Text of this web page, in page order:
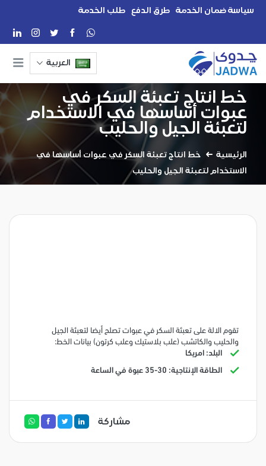
سياسة ضمان الخدمة طرق الدفع طلب الخدمة
العربية
خط انتاج تعبئة السكر في
عبوات أساسها في الاستخدام
لتعبئة الجيل والحليب
الرئيسية
خط انتاج تعبئة السكر في عبوات أساسها في
الاستخدام لتعبئة الجيل والحليب
تقوم الالة على تعبئة السكر في عبوات تصلح أيضا لتعبئة الجيل
والحليب والكاتشب (علب بلاستيك وعلب كرتون) بيانات الخط:
البلد: امريكا
الطاقة الإنتاجية: 30-35 عبوة في الساعة
مشاركة